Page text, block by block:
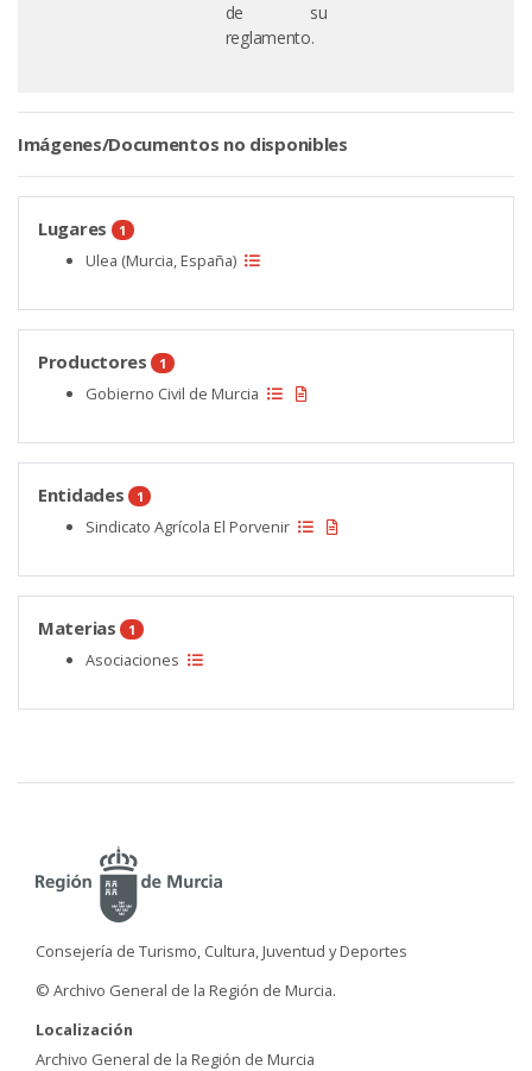
de su
reglamento.
Imágenes/Documentos no disponibles
Lugares 1
Ulea (Murcia, España)
Productores 1
Gobierno Civil de Murcia
Entidades 1
Sindicato Agrícola El Porvenir
Materias 1
Asociaciones
Consejería de Turismo, Cultura, Juventud y Deportes
© Archivo General de la Región de Murcia.
Localización
Archivo General de la Región de Murcia